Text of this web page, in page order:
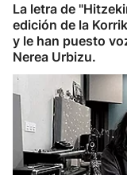
La letra de
edición de la
y le han puesto
Nerea Urbizu.